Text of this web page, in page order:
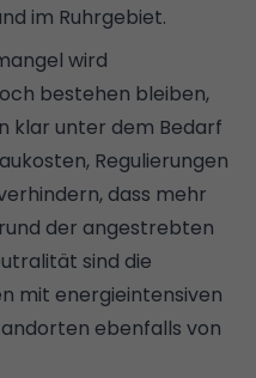
im Ruhrgebiet.
wird
bestehen bleiben,
klar unter dem Bedarf
Regulierungen
dass mehr
der angestrebten
sind die
mit energieintensiven
ebenfalls von